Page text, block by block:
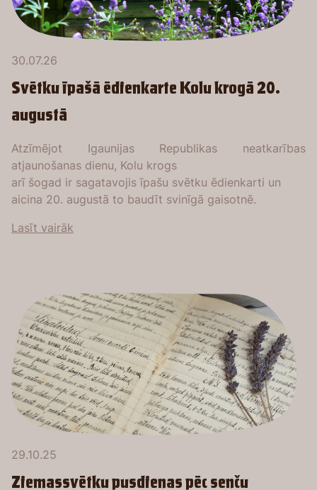
30.07.26
Svētku īpašā ēdienkarte Kolu krogā 20.
augustā
Atzīmējot Igaunijas Republikas neatkarības
atjaunošanas dienu, Kolu krogs
arī šogad ir sagatavojis īpašu svētku ēdienkarti un
aicina 20. augustā to baudīt svinīgā gaisotnē.
Lasīt vairāk
29.10.25
Ziemassvētku pusdienas pēc senču